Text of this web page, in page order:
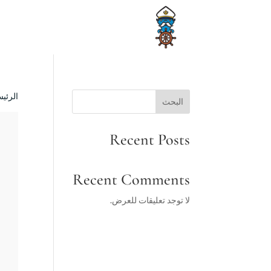
البحث
Recent Posts
Recent Comments
لا توجد تعليقات للعرض.